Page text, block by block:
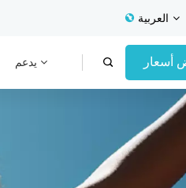
العربية
English
Español
يدعم أسعار